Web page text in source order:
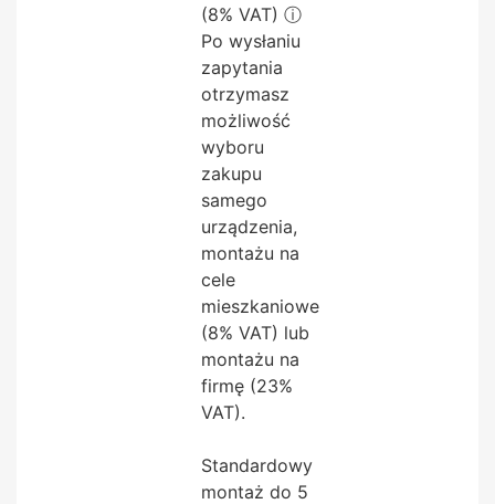
(8% VAT) ⓘ
Po wysłaniu
zapytania
otrzymasz
możliwość
wyboru
zakupu
samego
urządzenia,
montażu na
cele
mieszkaniowe
(8% VAT) lub
montażu na
firmę (23%
VAT).
Standardowy
montaż do 5